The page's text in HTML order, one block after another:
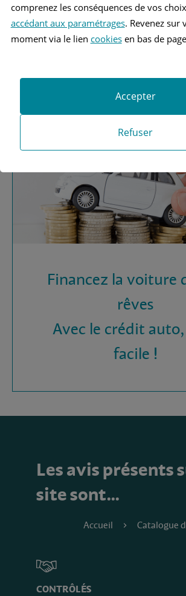
assurance
Obtenez vos devis
Financez la voiture
rêves
Avec le crédit
facile !
Les avis présents
site sont…
Accueil Catalogue
CONTRÔLÉS
comprenez les conséquences de vos
accédant aux paramétrages. Revenez sur
moment via le lien cookiesen bas de
Refuser
Accepter